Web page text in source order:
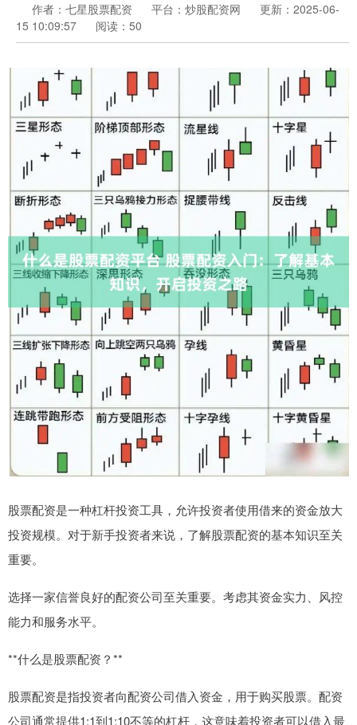
作者：七星股票配资 平台：炒股配资网
更新：2025-06-
15 10:09:57
阅读：50
股票配资是一种杠杆投资工具，允许投资者使用借来的资金放大
投资规模。对于新手投资者来说，了解股票配资的基本知识至关
重要。
选择一家信誉良好的配资公司至关重要。考虑其资金实力、风控
能力和服务水平。
**什么是股票配资？**
股票配资是指投资者向配资公司借入资金，用于购买股票。配资
公司通常提供1:1到1:10不等的杠杆，这意味着投资者可以借入最